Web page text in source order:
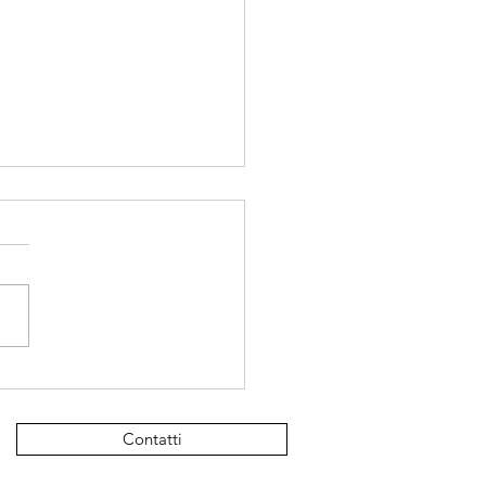
Carla! Ero Carmine!
'70 non era come
Contatti